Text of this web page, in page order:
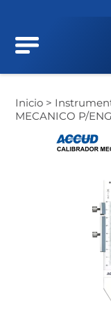
Inicio >
MECANICO P/